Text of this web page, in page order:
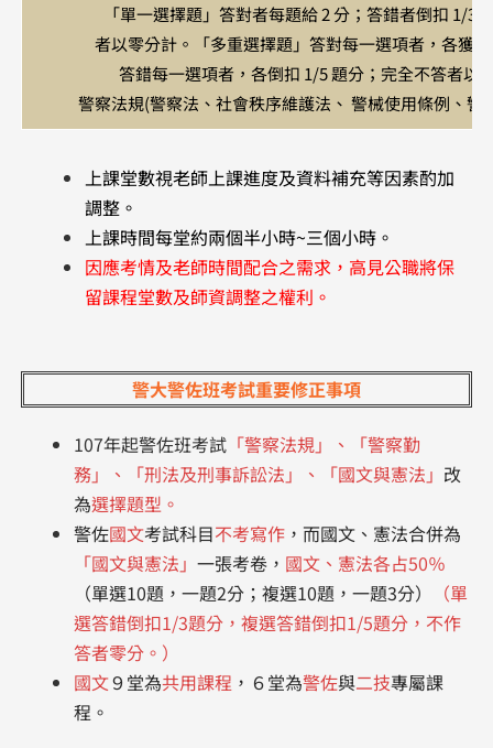
「單一選擇題」答對者每題給 2 分；答錯者倒扣 1/3
者以零分計。「多重選擇題」答對每一選項者，各獲
答錯每一選項者，各倒扣 1/5 題分；完全不答者以
警察法規(警察法、社會秩序維護法、 警械使用條例、警
上課堂數視老師上課進度及資料補充等因素酌加
調整。
上課時間每堂約兩個半小時~三個小時。
​因應考情及老師時間配合之需求，高見公職將保
留課程堂數及師資調整之權利。
警大警佐班考試重要修正事項
107年起警佐班考試「警察法規」、「警察勤
務」、「刑法及刑事訴訟法」、「國文與憲法」 改
為選擇題型。
警佐國文考試科目不考寫作，而國文、憲法合併為
「國文與憲法」 一張考卷， 國文、憲法各占50％
（單選10題，一題2分；複選10題，一題3分）
（單
選答錯倒扣1/3題分，複選答錯倒扣1/5題分，不作
答者零分。）
國文９堂為共用課程 ，６堂為警佐與二技專屬課
程。